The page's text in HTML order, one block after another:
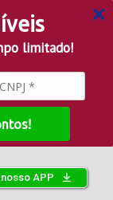
limitado!
APP